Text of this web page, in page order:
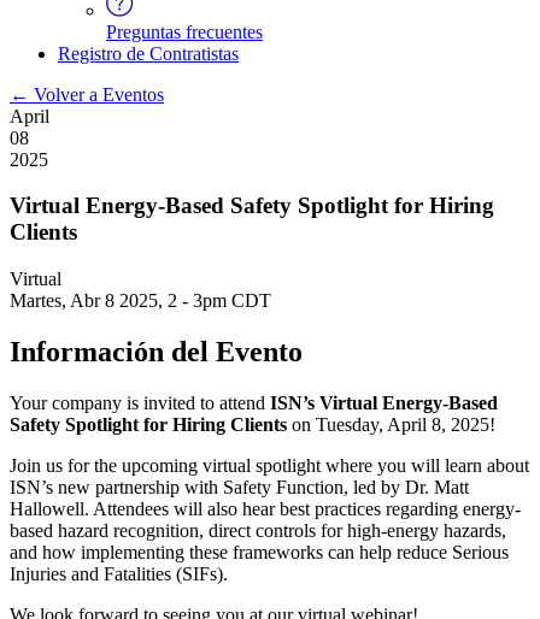
Preguntas frecuentes
Registro de Contratistas
← Volver a Eventos
April
08
2025
Virtual Energy-Based Safety Spotlight for Hiring
Clients
Virtual
Martes, Abr 8 2025, 2 - 3pm CDT
Información del Evento
Your company is invited to attend ISN’s Virtual Energy-Based
Safety Spotlight for Hiring Clients on Tuesday, April 8, 2025!
Join us for the upcoming virtual spotlight where you will learn about
ISN’s new partnership with Safety Function, led by Dr. Matt
Hallowell. Attendees will also hear best practices regarding energy-
based hazard recognition, direct controls for high-energy hazards,
and how implementing these frameworks can help reduce Serious
Injuries and Fatalities (SIFs).
We look forward to seeing you at our virtual webinar!